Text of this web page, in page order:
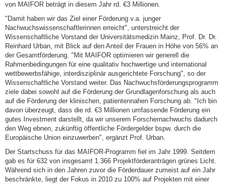
von MAIFOR beträgt in diesem Jahr rd. €3 Millionen.
"Damit haben wir das Ziel einer Förderung v.a. junger
Nachwuchswissenschaftlerinnen erreicht", unterstreicht der
Wissenschaftliche Vorstand der Universitätsmedizin Mainz, Prof. Dr. Dr.
Reinhard Urban, mit Blick auf den Anteil der Frauen in Höhe von 56% an
der Gesamtförderung. "Mit MAIFOR optimieren wir generell die
Rahmenbedingungen für eine qualitativ hochwertige und international
wettbewerbsfähige, interdisziplinär ausgerichtete Forschung", so der
Wissenschaftliche Vorstand weiter. Das Nachwuchsförderungsprogramm
ziele dabei sowohl auf die Förderung der Grundlagenforschung als auch
auf die Förderung der klinischen, patientennahen Forschung ab. "Ich bin
davon überzeugt, dass die rd. €3 Millionen umfassende Förderung ein
gutes Investment darstellt, da wir unserem Forschernachwuchs dadurch
den Weg ebnen, zukünftig öffentliche Fördergelder bspw. durch die
Europäische Union einzuwerben", ergänzt Prof. Urban.
Der Startschuss für das MAIFOR-Programm fiel im Jahr 1999. Seitdem
gab es für 632 von insgesamt 1.366 Projektförderanträgen grünes Licht.
Während sich in den Jahren zuvor die Förderdauer zumeist auf ein Jahr
beschränkte, liegt der Fokus in 2010 zu 100% auf Projekten mit einer